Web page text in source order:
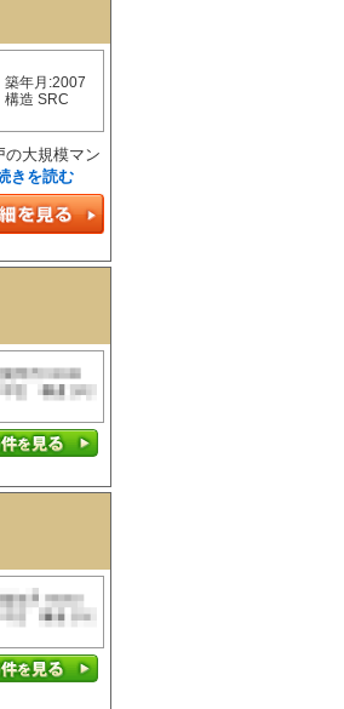
築年月:2007
構造 SRC
大規模マン
きを読む